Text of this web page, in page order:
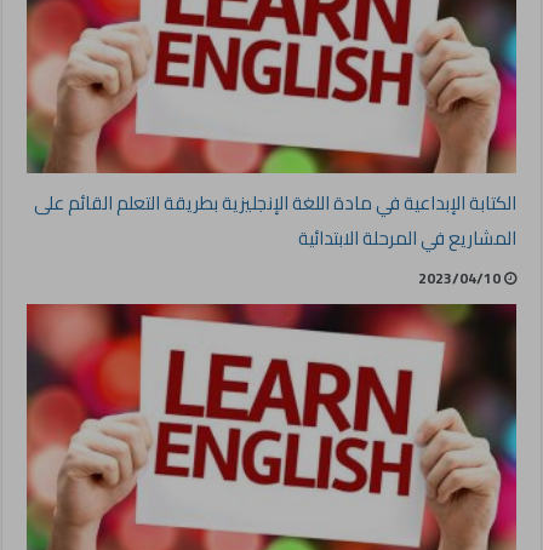
الكتابة الإبداعية في مادة اللغة الإنجليزية بطريقة التعلم القائم على
المشاريع في المرحلة الابتدائية
2023/04/10